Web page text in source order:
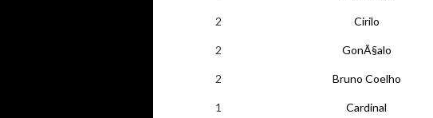
2 Cirilo
2 GonÃ§alo
2 Bruno Coelho
1 Cardinal